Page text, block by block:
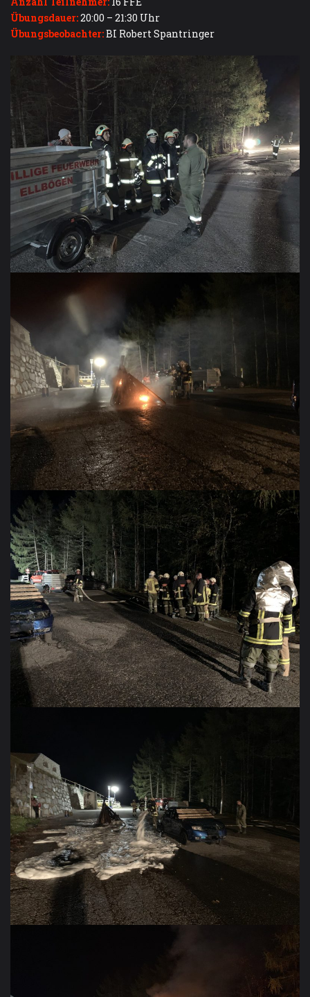
Übungsdauer:20:00 – 21:30 Uhr
Übungsbeobachter:BI Robert Spantringer